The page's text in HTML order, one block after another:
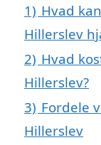
1) Hvad
Hillerslev
2) Hvad
Hillerslev?
3) Fordele
Hillerslev